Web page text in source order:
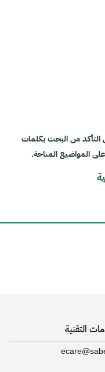
التأكد من البحث بكلمات
المواضيع المتاحة.
التقنية